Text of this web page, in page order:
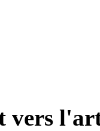
vers